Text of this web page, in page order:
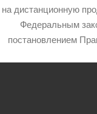
на дистанционную
Федеральным
постановлением